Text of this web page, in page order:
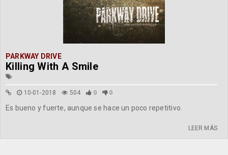
PARKWAY DRIVE
Killing With A Smile
10-01-2018 504 0 0
Es bueno y fuerte, aunque se hace un poco repetitivo.
LEER MÁS